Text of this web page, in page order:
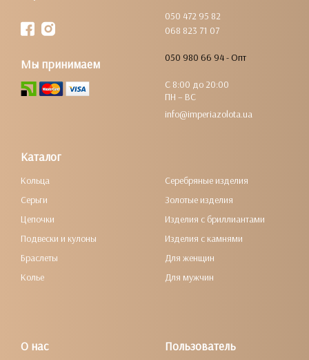
050 472 95 82
068 823 71 07
050 980 66 94 - Опт
С 8:00 до 20:00
ПН – ВС
info@imperiazolota.ua
Мы принимаем
Каталог
Кольца
Серьги
Цепочки
Подвески и кулоны
Браслеты
Колье
Серебряные изделия
Золотые изделия
Изделия с бриллиантами
Изделия с камнями
Для женщин
Для мужчин
О нас Пользователь